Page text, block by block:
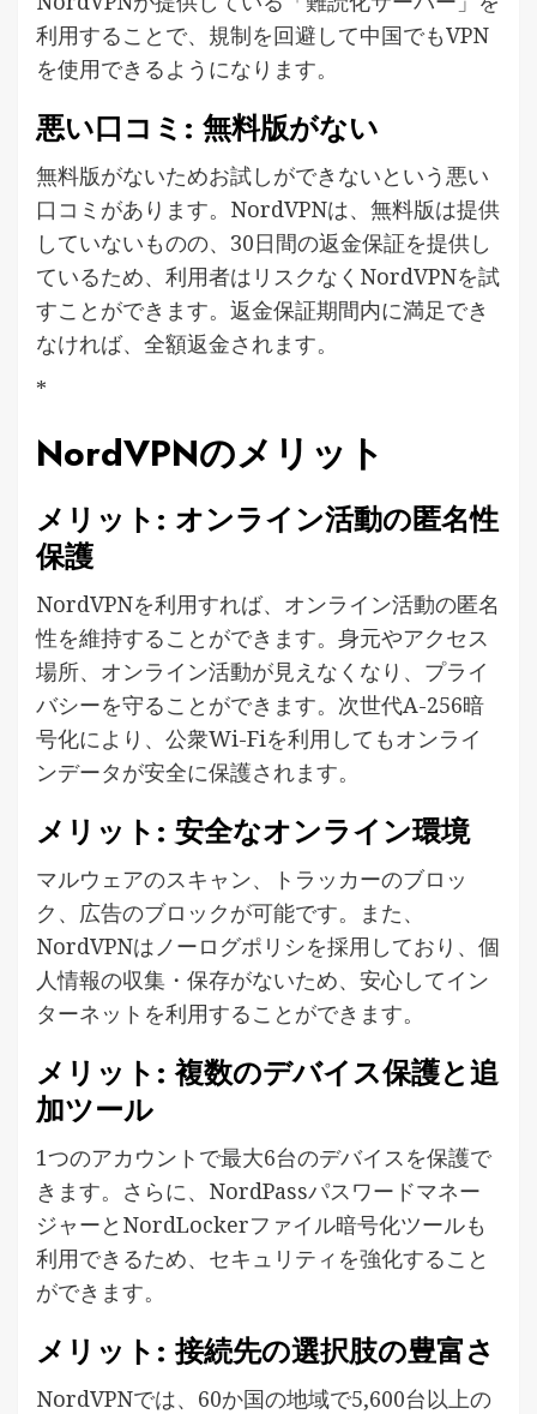
利用することで、規制を回避して中国でもVPN
を使用できるようになります。
悪い口コミ: 無料版がない
無料版がないためお試しができないという悪い
口コミがあります。NordVPNは、無料版は提供
していないものの、30日間の返金保証を提供し
ているため、利用者はリスクなくNordVPNを試
すことができます。返金保証期間内に満足でき
なければ、全額返金されます。
*
NordVPNのメリット
メリット: オンライン活動の匿名性
保護
NordVPNを利用すれば、オンライン活動の匿名
性を維持することができます。身元やアクセス
場所、オンライン活動が見えなくなり、プライ
バシーを守ることができます。次世代A-256暗
号化により、公衆Wi-Fiを利用してもオンライ
ンデータが安全に保護されます。
メリット: 安全なオンライン環境
マルウェアのスキャン、トラッカーのブロッ
ク、広告のブロックが可能です。また、
NordVPNはノーログポリシを採用しており、個
人情報の収集・保存がないため、安心してイン
ターネットを利用することができます。
メリット: 複数のデバイス保護と追
加ツール
1つのアカウントで最大6台のデバイスを保護で
きます。さらに、NordPassパスワードマネー
ジャーとNordLockerファイル暗号化ツールも
利用できるため、セキュリティを強化すること
ができます。
メリット: 接続先の選択肢の豊富さ
NordVPNでは、60か国の地域で5,600台以上の